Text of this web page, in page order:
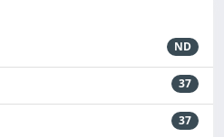
ND
37
37